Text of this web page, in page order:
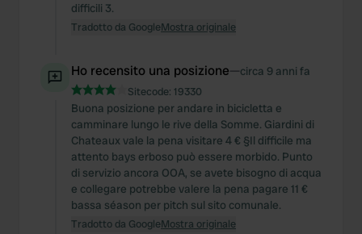
difficili 3.
Tradotto da GoogleMostra originale
Ho recensito una posizione—circa 9 anni fa
Sitecode: 19330
Buona posizione per andare in bicicletta e
camminare lungo le rive della Somme. Giardini di
Chateaux vale la pena visitare 4 € §Il difficile ma
attento bays erboso può essere morbido. Punto
di servizio ancora OOA, se avete bisogno di acqua
e collegare potrebbe valere la pena pagare 11 €
bassa séason per pitch sul sito comunale.
Tradotto da GoogleMostra originale